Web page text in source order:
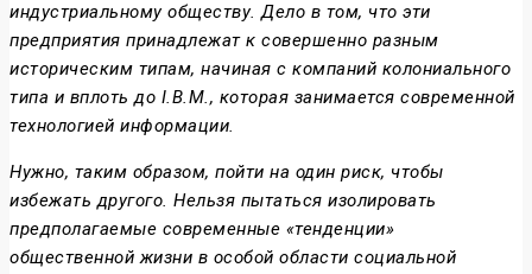
индустриальному обществу. Дело в том, что эти
предприятия принадлежат к совершенно разным
историческим типам, начиная с компаний колониального
типа и вплоть до I.B.M., которая занимается современной
технологией информации.
Нужно, таким образом, пойти на один риск, чтобы
избежать другого. Нельзя пытаться изолировать
предполагаемые современные «тенденции»
общественной жизни в особой области социальной